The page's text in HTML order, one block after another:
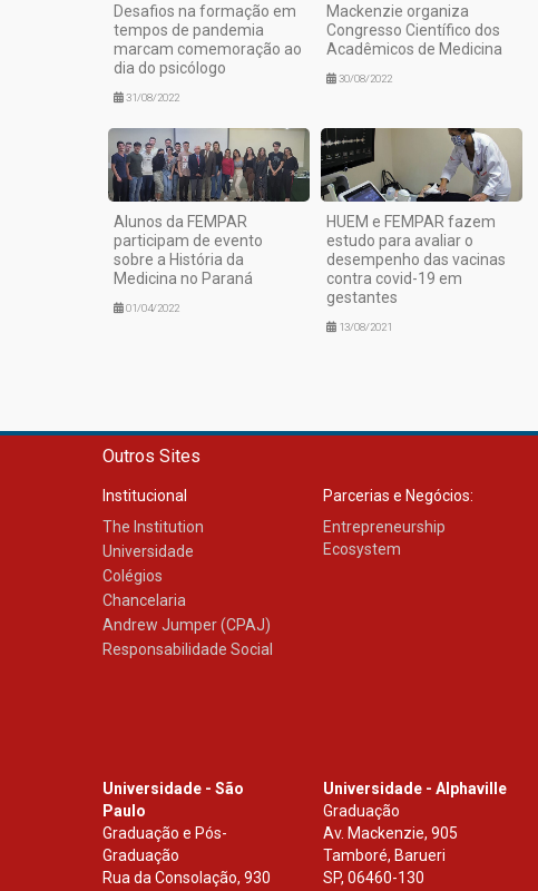
Desafios na formação em
tempos de pandemia
marcam comemoração ao
dia do psicólogo
31/08/2022
Mackenzie organiza
Congresso Científico dos
Acadêmicos de Medicina
30/08/2022
Alunos da FEMPAR
participam de evento
sobre a História da
Medicina no Paraná
01/04/2022
HUEM e FEMPAR fazem
estudo para avaliar o
desempenho das vacinas
contra covid-19 em
gestantes
13/08/2021
Outros Sites
Institucional
The Institution
Universidade
Colégios
Chancelaria
Andrew Jumper (CPAJ)
Responsabilidade Social
Parcerias e Negócios:
Entrepreneurship
Ecosystem
Universidade - São
Paulo
Graduação e Pós-
Graduação
Rua da Consolação, 930
Universidade - Alphaville
Graduação
Av. Mackenzie, 905
Tamboré, Barueri
SP,06460-130